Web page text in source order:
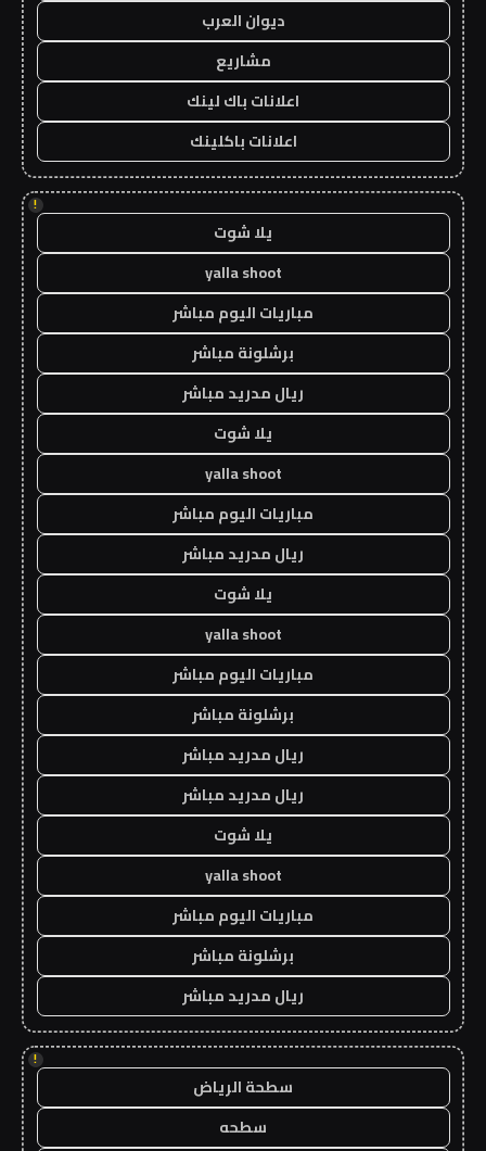
ديوان العرب
مشاريع
اعلانات باك لينك
اعلانات باكلينك
!
يلا شوت
yalla shoot
مباريات اليوم مباشر
برشلونة مباشر
ريال مدريد مباشر
يلا شوت
yalla shoot
مباريات اليوم مباشر
ريال مدريد مباشر
يلا شوت
yalla shoot
مباريات اليوم مباشر
برشلونة مباشر
ريال مدريد مباشر
ريال مدريد مباشر
يلا شوت
yalla shoot
مباريات اليوم مباشر
برشلونة مباشر
ريال مدريد مباشر
!
سطحة الرياض
سطحه